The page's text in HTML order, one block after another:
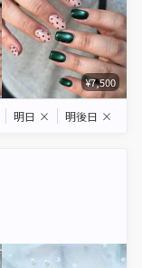
¥7,500
明日 × 明後日 ×